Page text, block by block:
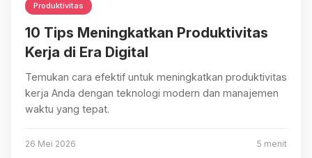
Produktivitas
10 Tips Meningkatkan Produktivitas
Kerja di Era Digital
Temukan cara efektif untuk meningkatkan produktivitas
kerja Anda dengan teknologi modern dan manajemen
waktu yang tepat.
26 Mei 2026 5 menit